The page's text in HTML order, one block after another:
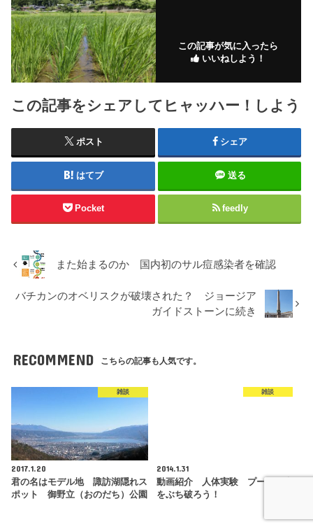
この記事が気に入ったら
いいねしよう！
この記事をシェアしてヒャッハー！しよう
ポスト シェア
はてブ 送る
Pocket feedly
また始まるのか 国内初のサル痘感染者を確認
バチカンのオベリスクが破壊された？ ジョージア
ガイドストーンに続き
RECOMMEND こちらの記事も人気です。
雑談
2017.1.20
君の名はモデル地 諏訪湖隠れス
ポット 御野立（おのだち）公園
雑談
2014.1.31
動画紹介 人体実験 プールの氷
をぶち破ろう！